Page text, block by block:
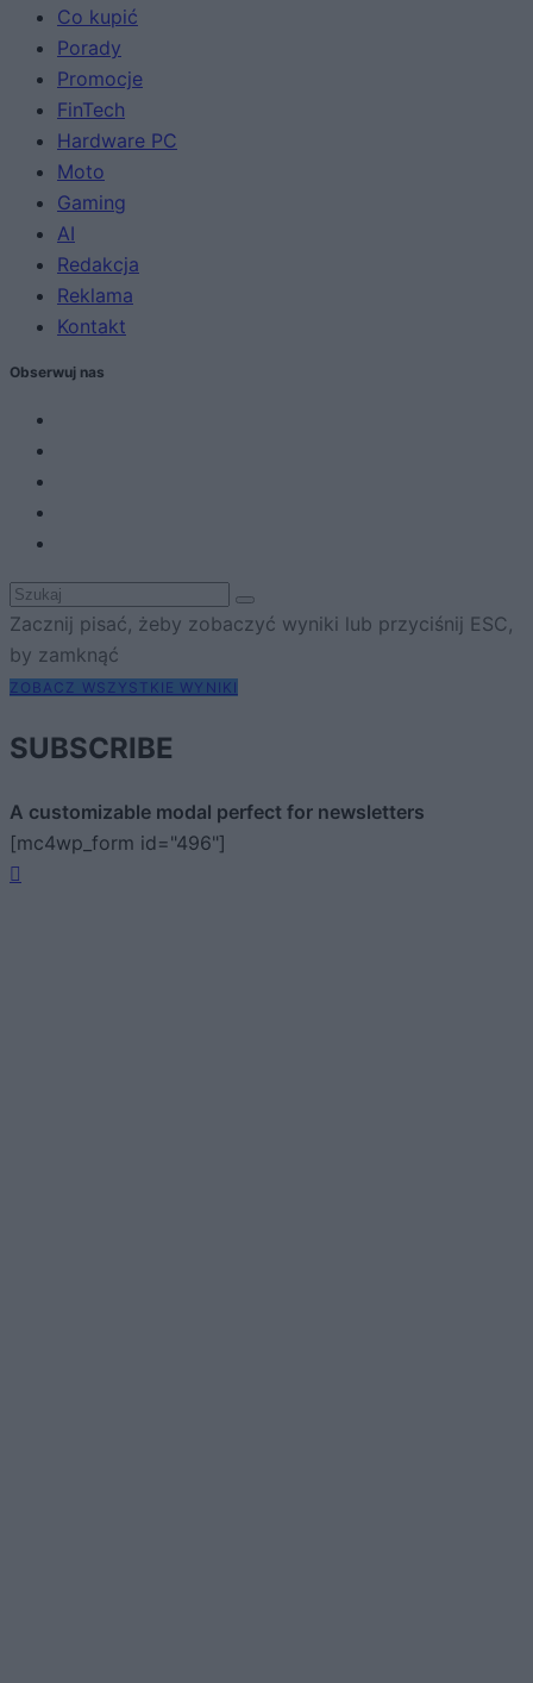
Co kupić
Porady
Promocje
FinTech
Hardware PC
Moto
Gaming
AI
Redakcja
Reklama
Kontakt
Obserwuj nas
Zacznij pisać, żeby zobaczyć wyniki lub przyciśnij ESC,
by zamknąć
ZOBACZ WSZYSTKIE WYNIKI
SUBSCRIBE
A customizable modal perfect for newsletters
[mc4wp_form id="496"]